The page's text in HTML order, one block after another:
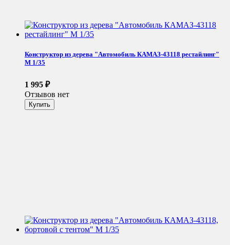
Конструктор из дерева "Автомобиль КАМАЗ-43118 рестайлинг"
М 1/35
1 995 ₽
Отзывов нет